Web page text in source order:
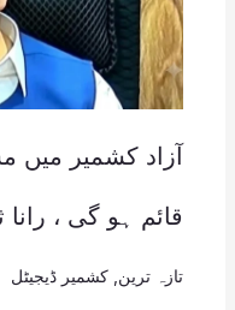
آزاد کشمیر
قائم ہو گی ، رانا
تازہ ترین کشمیر ڈیجیٹل